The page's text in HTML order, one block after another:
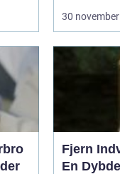
30
Fjern
En